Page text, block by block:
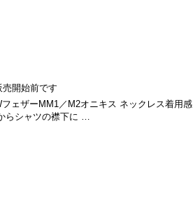
開始前です
ェザーMM1／M2オニキス ネックレス着用感
らシャツの襟下に …